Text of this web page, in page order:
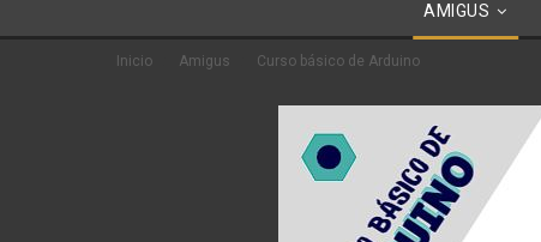
AMIGUS
Inicio Amigus Curso básico de Arduino